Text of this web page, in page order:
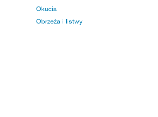
Okucia
Obrzeża i listwy